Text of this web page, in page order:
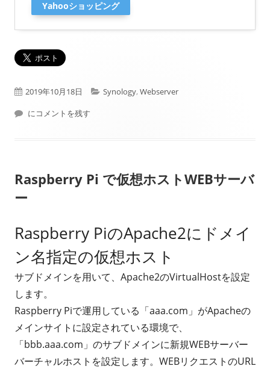
Yahooショッピング
公
開
2019年10月18日
カ
ー
Synology, Webserver
Synology WEBサービス公開方法（独自ドメインサイト追加）
にコメントを残す
Raspberry Pi で仮想ホストWEBサーバ
ー
Raspberry PiのApache2にドメイ
ン名指定の仮想ホスト
サブドメインを用いて、Apache2のVirtualHostを設定
します。
Raspberry Piで運用している「aaa.com」がApacheの
メインサイトに設定されている環境で、
「bbb.aaa.com」のサブドメインに新規WEBサーバー
バーチャルホストを設定します。WEBリクエストのURL